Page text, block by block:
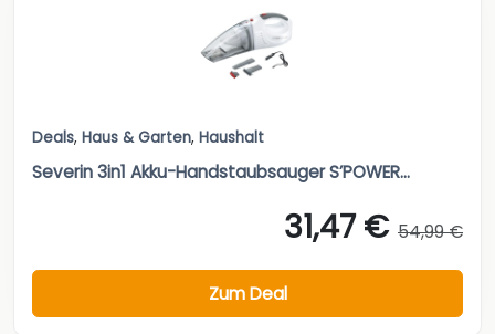
Deals, Haus & Garten, Haushalt
Severin 3in1 Akku-Handstaubsauger S’POWER...
31,47 € 54,99 €
Zum Deal